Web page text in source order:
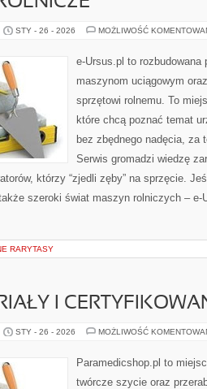
STY - 26 - 2026 MOŻLIWOŚĆ
e-Ursus.pl to rozbudowana
maszynom uciągowym
sprzętowi rolnemu. To
które chcą poznać temat
bez zbędnego nadęcia, za
Serwis gromadzi wiedzę
którzy “zjedli zęby” na sprzęcie.
szeroki świat maszyn rolniczych – e-
RARYTASY
I
STY - 26 - 2026 MOŻLIWOŚĆ
Paramedicshop.pl to
twórcze szycie oraz